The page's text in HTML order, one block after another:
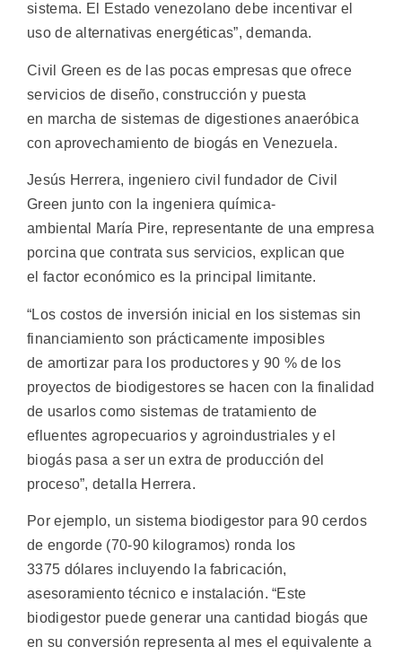
sistema. El Estado venezolano debe incentivar el
uso de alternativas energéticas”, demanda.
Civil Green es de las pocas empresas que ofrece
servicios de diseño, construcción y puesta
en marcha de sistemas de digestiones anaeróbica
con aprovechamiento de biogás en Venezuela.
Jesús Herrera, ingeniero civil fundador de Civil
Green junto con la ingeniera química-
ambiental María Pire, representante de una empresa
porcina que contrata sus servicios, explican que
el factor económico es la principal limitante.
“Los costos de inversión inicial en los sistemas sin
financiamiento son prácticamente imposibles
de amortizar para los productores y 90 % de los
proyectos de biodigestores se hacen con la finalidad
de usarlos como sistemas de tratamiento de
efluentes agropecuarios y agroindustriales y el
biogás pasa a ser un extra de producción del
proceso”, detalla Herrera.
Por ejemplo, un sistema biodigestor para 90 cerdos
de engorde (70-90 kilogramos) ronda los
3375 dólares incluyendo la fabricación,
asesoramiento técnico e instalación. “Este
biodigestor puede generar una cantidad biogás que
en su conversión representa al mes el equivalente a